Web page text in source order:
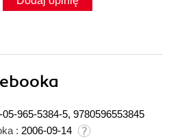
ebooka
05-965-5384-5, 9780596553845
: 2006-09-14